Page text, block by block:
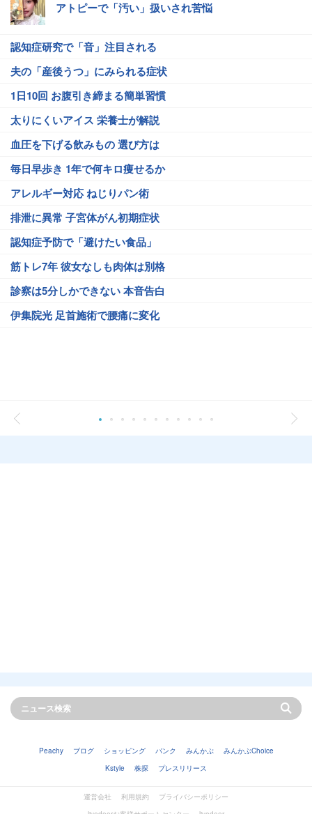
アトピーで「汚い」扱いされ苦悩
認知症研究で「音」注目される
夫の「産後うつ」にみられる症状
1日10回 お腹引き締まる簡単習慣
太りにくいアイス 栄養士が解説
血圧を下げる飲みもの 選び方は
毎日早歩き 1年で何キロ痩せるか
アレルギー対応 ねじりパン術
排泄に異常 子宮体がん初期症状
認知症予防で「避けたい食品」
筋トレ7年 彼女なしも肉体は別格
診察は5分しかできない 本音告白
伊集院光 足首施術で腰痛に変化
Peachy ブログ ショッピング バンク みんかぶ
みんかぶChoice
Kstyle
株探 プレスリリース
運営会社 利用規約
プライバシーポリシー